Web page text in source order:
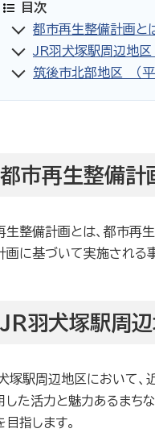
目次
都市再生整備計画と
JR羽犬塚駅周辺地
筑後市北部地区 （
都市再生整備計
生整備計画とは、都市再
画に基づいて実施される
JR羽犬塚駅周
塚駅周辺地区において、
した活力と魅力あるまちな
目指します。